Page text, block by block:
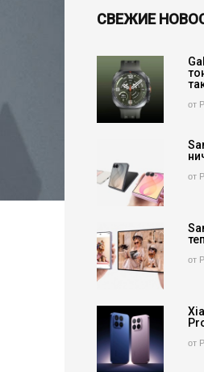
СВЕЖИЕ
от
от
от
от